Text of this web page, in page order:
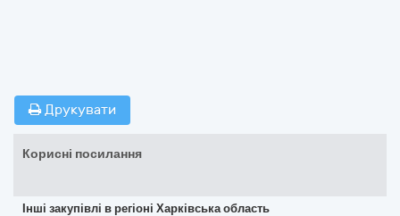
Друкувати
Корисні посилання
Інші закупівлі в регіоні Харківська область